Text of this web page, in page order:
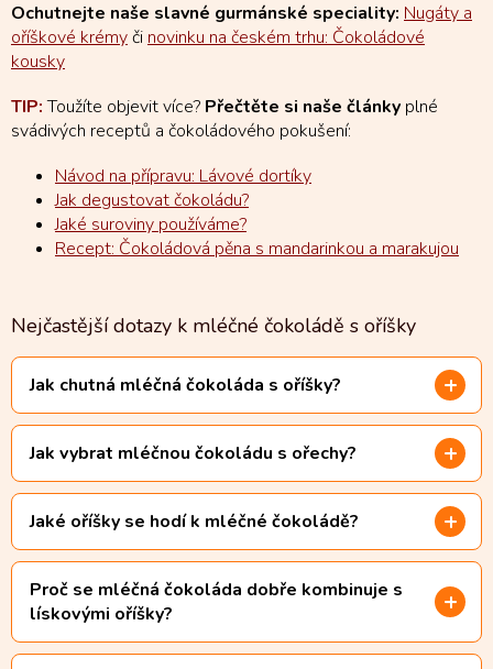
Ochutnejte naše slavné gurmánské speciality: Nugáty a
oříškové krémyči novinku na českém trhu: Čokoládové
kousky
TIP:Toužíte objevit více? Přečtěte si naše články plné
svádivých receptů a čokoládového pokušení:
Návod na přípravu: Lávové dortíky
Jak degustovat čokoládu?
Jaké suroviny používáme?
Recept: Čokoládová pěna s mandarinkou a marakujou
Nejčastější dotazy k mléčné čokoládě s oříšky
Jak chutná mléčná čokoláda s oříšky?
Jak vybrat mléčnou čokoládu s ořechy?
Jaké oříšky se hodí k mléčné čokoládě?
Proč se mléčná čokoláda dobře kombinuje s
lískovými oříšky?